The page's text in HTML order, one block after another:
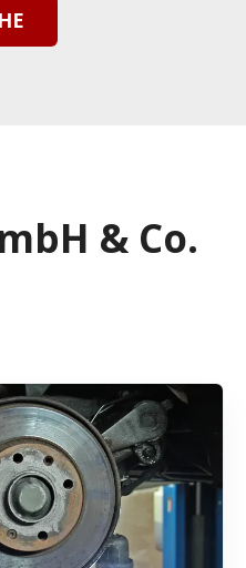
& Co.